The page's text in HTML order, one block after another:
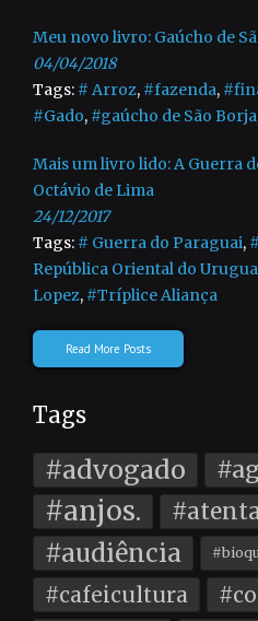
Meu novo livro: Gaúcho de
04/04/2018
Tags: # Arroz, #fazenda,
#Gado, #gaúcho de São Borja
Mais um livro lido: A Guerra
Octávio de Lima
24/12/2017
Tags: # Guerra do Paraguai,
República Oriental do
Lopez, #Tríplice Aliança
Read More Posts
Tags
#advogado
#anjos.
#audiência
#cafeicultura